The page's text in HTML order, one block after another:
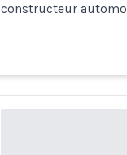
constructeur